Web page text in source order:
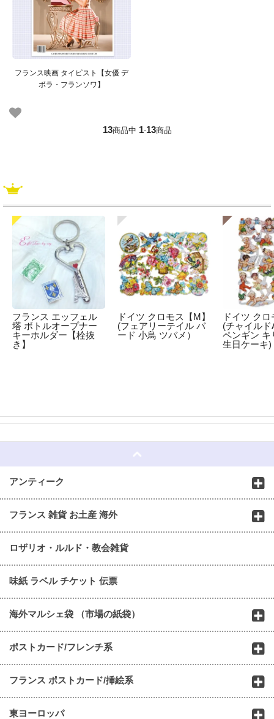
フランス映画 タイピスト【女優 デ
ボラ・フランソワ】
13商品中 1-13商品
フランス エッフェル
塔 ボトルオープナー
キーホルダー【栓抜
き】
ドイツ クロモス【M】
(フェアリーテイル バ
ード 小鳥 ツバメ）
ドイツ ク
(チャイルド
ペンギン キ
生日ケーキ)
アンティーク
フランス 雑貨 お土産 海外
ロザリオ・ルルド・教会雑貨
味紙 ラベル チケット 伝票
海外マルシェ袋 （市場の紙袋）
ポストカード/フレンチ系
フランス ポストカード/挿絵系
東ヨーロッパ